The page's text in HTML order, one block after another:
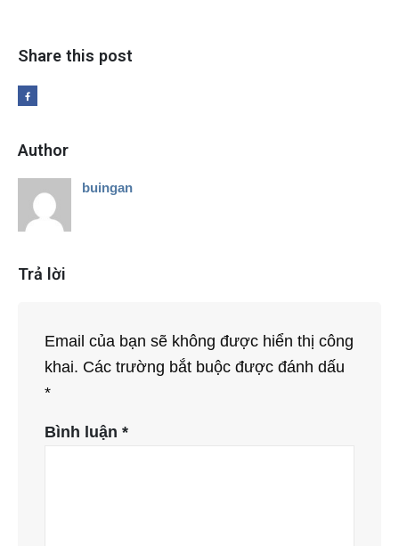
Share this post
Author
buingan
Trả lời
Email của bạn sẽ không được hiển thị công
khai. Các trường bắt buộc được đánh dấu
*
Bình luận *